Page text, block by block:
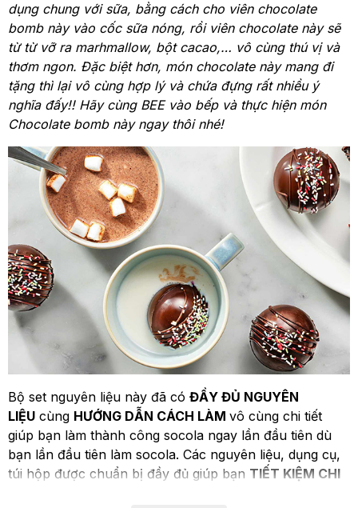
dụng chung với sữa, bằng cách cho viên chocolate
bomb này vào cốc sữa nóng, rồi viên chocolate này sẽ
từ từ vỡ ra marhmallow, bột cacao,… vô cùng thú vị và
thơm ngon. Đặc biệt hơn, món chocolate này mang đi
tặng thì lại vô cùng hợp lý và chứa đựng rất nhiều ý
nghĩa đấy!! Hãy cùng BEE vào bếp và thực hiện món
Chocolate bomb này ngay thôi nhé!
Bộ set nguyên liệu này đã có ĐẦY ĐỦ NGUYÊN
LIỆU cùng HƯỚNG DẪN CÁCH LÀM vô cùng chi tiết
giúp bạn làm thành công socola ngay lần đầu tiên dù
bạn lần đầu tiên làm socola. Các nguyên liệu, dụng cụ,
túi hộp được chuẩn bị đầy đủ giúp bạn TIẾT KIỆM CHI